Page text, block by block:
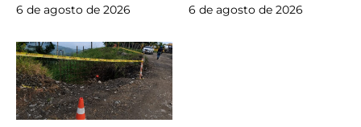
6 de agosto de 2026 6 de agosto de 2026